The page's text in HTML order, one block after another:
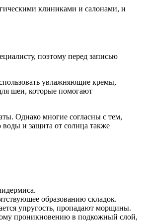
клиниками и салонами, и
поэтому перед записью
увлажняющие кремы,
шеи, которые помогают
Однако многие согласны с тем,
и защита от солнца также
образованию складок.
упругость, пропадают морщины.
проникновению в подкожный слой,